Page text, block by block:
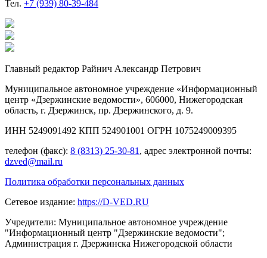
Тел. +7 (939) 80-39-484
Главный редактор Райнич Александр Петрович
Муниципальное автономное учреждение «Информационный
центр «Дзержинские ведомости», 606000, Нижегородская
область, г. Дзержинск, пр. Дзержинского, д. 9.
ИНН 5249091492 КПП 524901001 ОГРН 1075249009395
телефон (факс): 8 (8313) 25-30-81 , адрес электронной почты:
dzved@mail.ru
Политика обработки персональных данных
Сетевое издание: https://D-VED.RU
Учредители: Муниципальное автономное учреждение
"Информационный центр "Дзержинские ведомости";
Администрация г. Дзержинска Нижегородской области